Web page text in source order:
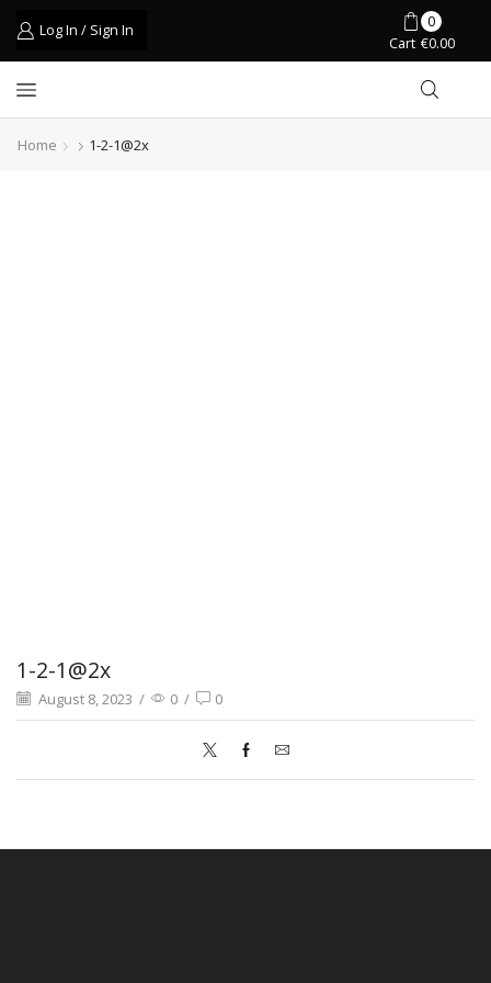
Log In / Sign In
0
Cart €0.00
Home 1-2-1@2x
1-2-1@2x
August 8, 2023 / 0 / 0